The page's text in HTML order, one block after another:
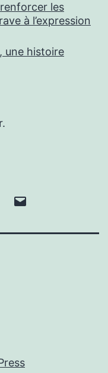
les
à l’expression
une histoire
Instagram